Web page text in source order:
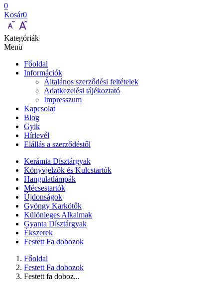
0
Kosár0
Kategóriák
Menü
Főoldal
Információk
Általános szerződési feltételek
Adatkezelési tájékoztató
Impresszum
Kapcsolat
Blog
Gyik
Hírlevél
Elállás a szerződéstől
Kerámia Dísztárgyak
Könyvjelzők és Kulcstartók
Hangulatlámpák
Mécsestartók
Újdonságok
Gyöngy Karkötők
Különleges Alkalmak
Gyanta Dísztárgyak
Ékszerek
Festett Fa dobozok
Főoldal
Festett Fa dobozok
Festett fa doboz...